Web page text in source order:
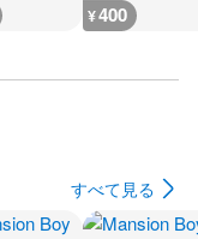
¥400
すべて見る